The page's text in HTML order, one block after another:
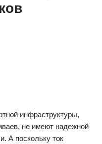
инфраструктуры,
не имеют надежной
А поскольку ток